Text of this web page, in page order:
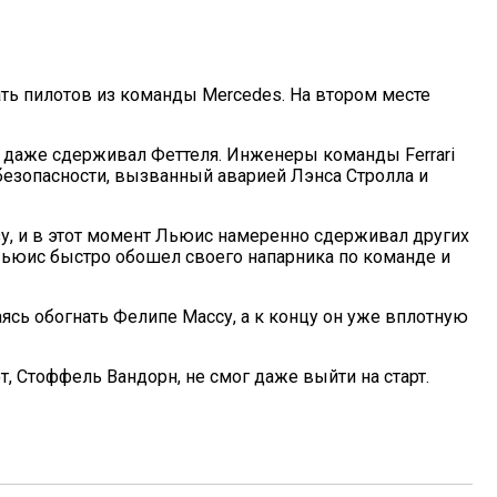
пилотов из команды Mercedes. На втором месте
даже сдерживал Феттеля. Инженеры команды Ferrari
вызванный аварией Лэнса Стролла и
и в этот момент Льюис намеренно сдерживал других
быстро обошел своего напарника по команде и
обогнать Фелипе Массу, а к концу он уже вплотную
Стоффель Вандорн, не смог даже выйти на старт.